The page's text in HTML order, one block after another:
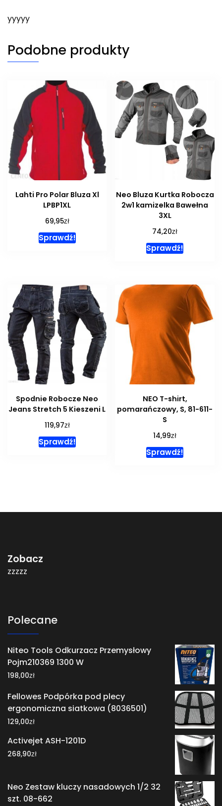
yyyyy
Podobne produkty
Lahti Pro Polar Bluza Xl
LPBP1XL
69,95zł
Sprawdź!
Neo Bluza Kurtka Robocza
2w1 kamizelka Bawełna
3XL
74,20zł
Sprawdź!
Spodnie Robocze Neo
Jeans Stretch 5 Kieszeni L
119,97zł
Sprawdź!
NEO T-shirt,
pomarańczowy, S, 81-611-
S
14,99zł
Sprawdź!
Zobacz
zzzzz
Polecane
Niteo Tools Odkurzacz Przemysłowy
Pojm210369 1300 W
198,00zł
Fellowes Podpórka pod plecy
ergonomiczna siatkowa (8036501)
129,00zł
Activejet ASH-1201D
268,90zł
Neo Zestaw kluczy nasadowych 1/2 32
szt. 08-662